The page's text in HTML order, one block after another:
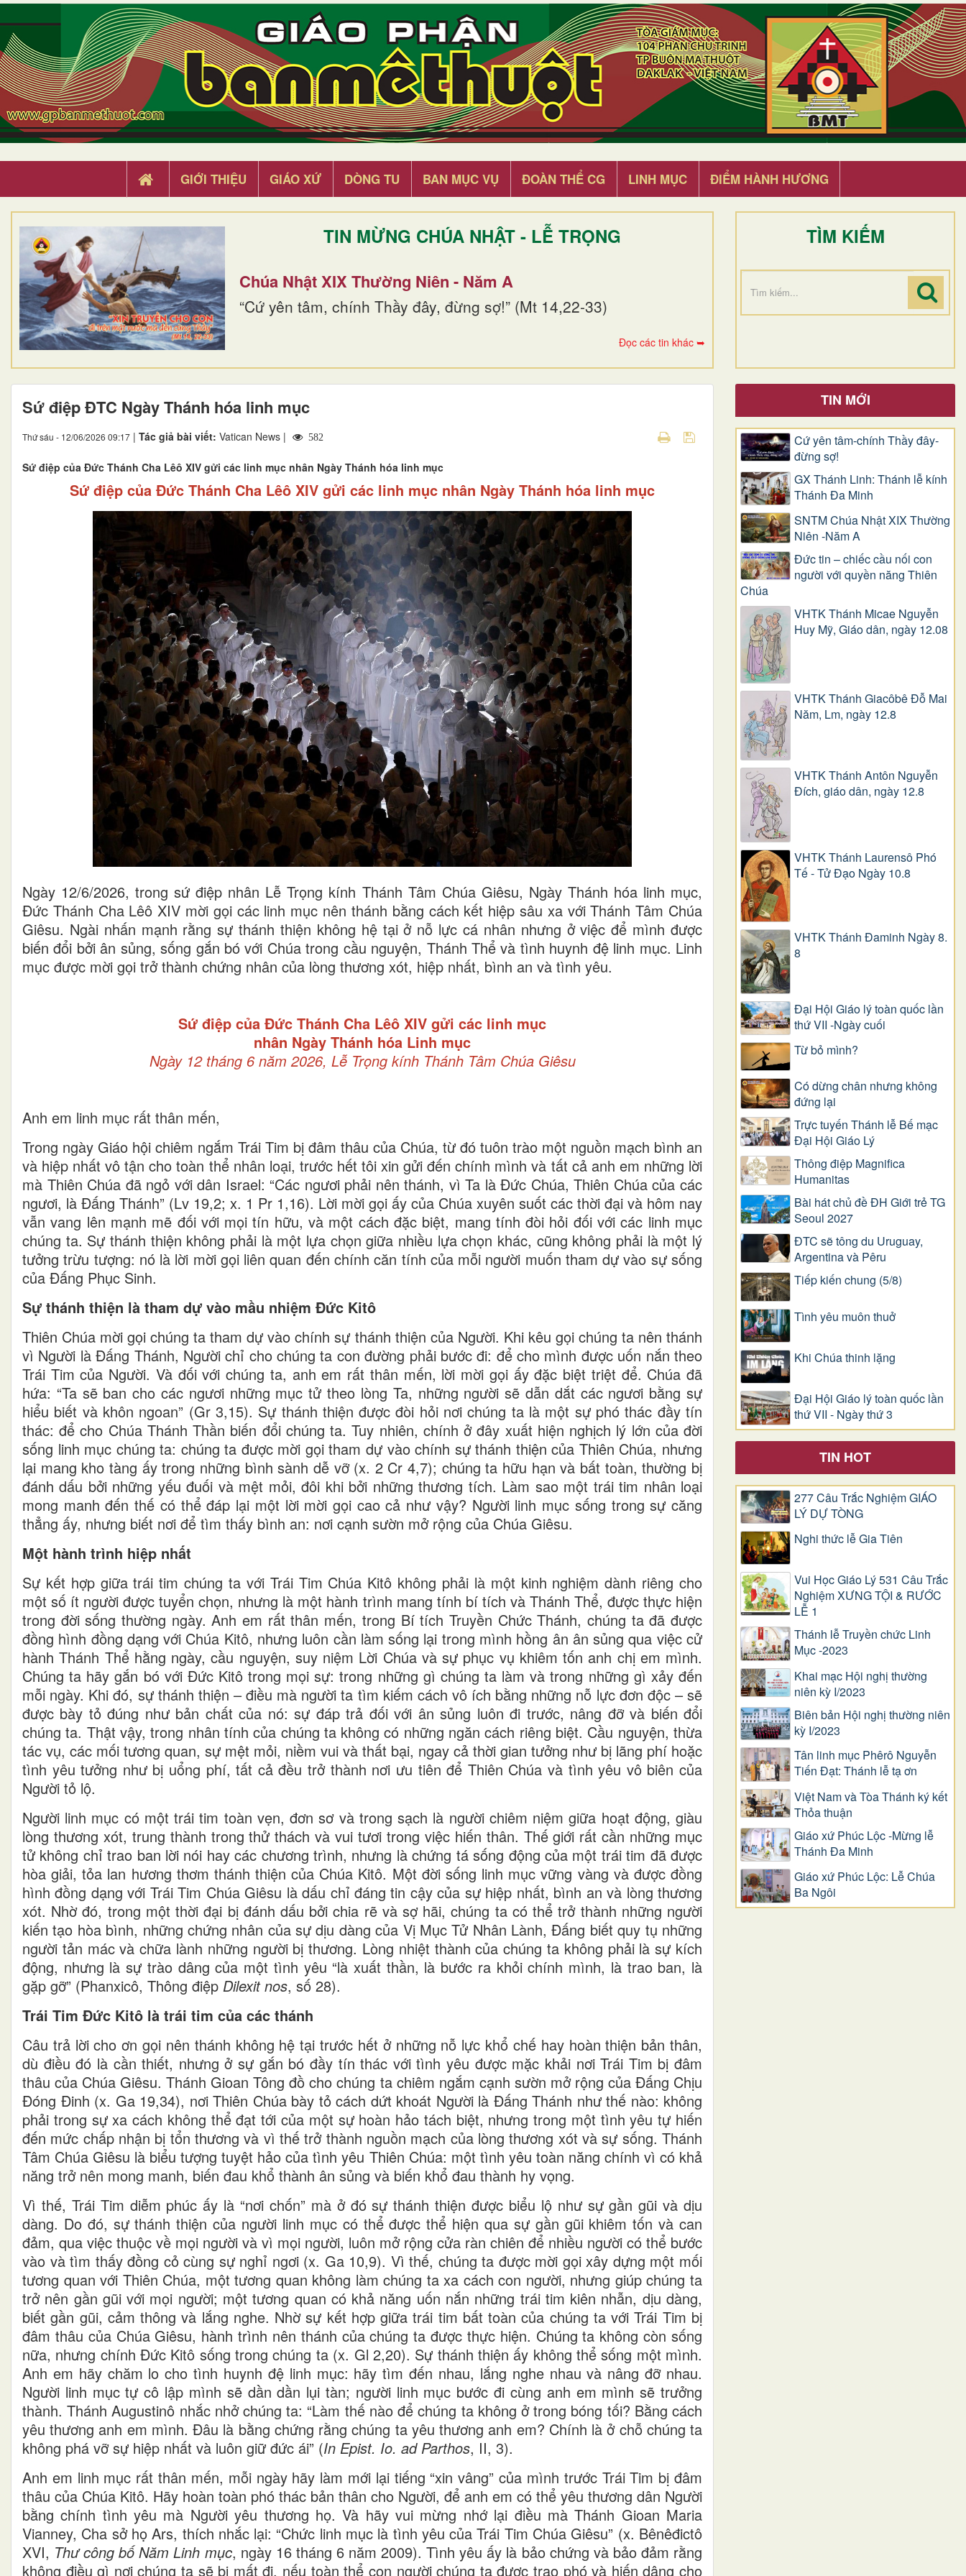
GIỚI THIỆU GIÁO XỨ DÒNG TU BAN MỤC VỤ ĐOÀN THỂ CG LINH MỤC ĐIỂM HÀNH HƯƠNG
TIN MỪNG CHÚA NHẬT - LỄ TRỌNG
Chúa Nhật XIX Thường Niên - Năm A
“Cứ yên tâm, chính Thầy đây, đừng sợ!” (Mt 14,22-33)
Đọc các tin khác ➥
TÌM KIẾM
Sứ điệp ĐTC Ngày Thánh hóa linh mục
Thứ sáu - 12/06/2026 09:17 | Tác giả bài viết: Vatican News | 582
Sứ điệp của Đức Thánh Cha Lêô XIV gửi các linh mục nhân Ngày Thánh hóa linh mục
Sứ điệp của Đức Thánh Cha Lêô XIV gửi các linh mục nhân Ngày Thánh hóa linh mục
Ngày 12/6/2026, trong sứ điệp nhân Lễ Trọng kính Thánh Tâm Chúa Giêsu, Ngày Thánh hóa linh mục,
Đức Thánh Cha Lêô XIV mời gọi các linh mục nên thánh bằng cách kết hiệp sâu xa với Thánh Tâm Chúa
Giêsu. Ngài nhấn mạnh rằng sự thánh thiện không hệ tại ở nỗ lực cá nhân nhưng ở việc để mình được
biến đổi bởi ân sủng, sống gắn bó với Chúa trong cầu nguyện, Thánh Thể và tình huynh đệ linh mục. Linh
mục được mời gọi trở thành chứng nhân của lòng thương xót, hiệp nhất, bình an và tình yêu.
Sứ điệp của Đức Thánh Cha Lêô XIV gửi các linh mục
nhân Ngày Thánh hóa Linh mục
Ngày 12 tháng 6 năm 2026, Lễ Trọng kính Thánh Tâm Chúa Giêsu
Anh em linh mục rất thân mến,
Trong ngày Giáo hội chiêm ngắm Trái Tim bị đâm thâu của Chúa, từ đó tuôn trào một nguồn mạch bình an
và hiệp nhất vô tận cho toàn thể nhân loại, trước hết tôi xin gửi đến chính mình và tất cả anh em những lời
mà Thiên Chúa đã ngỏ với dân Israel: “Các ngươi phải nên thánh, vì Ta là Đức Chúa, Thiên Chúa của các
ngươi, là Đấng Thánh” (Lv 19,2; x. 1 Pr 1,16). Lời mời gọi ấy của Chúa xuyên suốt các thời đại và hôm nay
vẫn vang lên mạnh mẽ đối với mọi tín hữu, và một cách đặc biệt, mang tính đòi hỏi đối với các linh mục
chúng ta. Sự thánh thiện không phải là một lựa chọn giữa nhiều lựa chọn khác, cũng không phải là một lý
tưởng trừu tượng: nó là lời mời gọi liên quan đến chính căn tính của mỗi người muốn tham dự vào sự sống
của Đấng Phục Sinh.
Sự thánh thiện là tham dự vào mầu nhiệm Đức Kitô
Thiên Chúa mời gọi chúng ta tham dự vào chính sự thánh thiện của Người. Khi kêu gọi chúng ta nên thánh
vì Người là Đấng Thánh, Người chỉ cho chúng ta con đường phải bước đi: để cho mình được uốn nắn theo
Trái Tim của Người. Và đối với chúng ta, anh em rất thân mến, lời mời gọi ấy đặc biệt triệt để. Chúa đã
hứa: “Ta sẽ ban cho các ngươi những mục tử theo lòng Ta, những người sẽ dẫn dắt các ngươi bằng sự
hiểu biết và khôn ngoan” (Gr 3,15). Sự thánh thiện được đòi hỏi nơi chúng ta là một sự phó thác đầy tín
thác: để cho Chúa Thánh Thần biến đổi chúng ta. Tuy nhiên, chính ở đây xuất hiện nghịch lý lớn của đời
sống linh mục chúng ta: chúng ta được mời gọi tham dự vào chính sự thánh thiện của Thiên Chúa, nhưng
lại mang kho tàng ấy trong những bình sành dễ vỡ (x. 2 Cr 4,7); chúng ta hữu hạn và bất toàn, thường bị
đánh dấu bởi những yếu đuối và mệt mỏi, đôi khi bởi những thương tích. Làm sao một trái tim nhân loại
mong manh đến thế có thể đáp lại một lời mời gọi cao cả như vậy? Người linh mục sống trong sự căng
thẳng ấy, nhưng biết nơi để tìm thấy bình an: nơi cạnh sườn mở rộng của Chúa Giêsu.
Một hành trình hiệp nhất
Sự kết hợp giữa trái tim chúng ta với Trái Tim Chúa Kitô không phải là một kinh nghiệm dành riêng cho
một số ít người được tuyển chọn, nhưng là một hành trình mang tính bí tích và Thánh Thể, được thực hiện
trong đời sống thường ngày. Anh em rất thân mến, trong Bí tích Truyền Chức Thánh, chúng ta đã được
đồng hình đồng dạng với Chúa Kitô, nhưng luôn cần làm sống lại trong mình hồng ân ân sủng qua việc cử
hành Thánh Thể hằng ngày, cầu nguyện, suy niệm Lời Chúa và sự phục vụ khiêm tốn anh chị em mình.
Chúng ta hãy gắn bó với Đức Kitô trong mọi sự: trong những gì chúng ta làm và trong những gì xảy đến
mỗi ngày. Khi đó, sự thánh thiện – điều mà người ta tìm kiếm cách vô ích bằng những nỗ lực đơn độc – sẽ
được bày tỏ đúng như bản chất của nó: sự đáp trả đối với ân sủng luôn đi trước, nâng đỡ và biến đổi
chúng ta. Thật vậy, trong nhân tính của chúng ta không có những ngăn cách riêng biệt. Cầu nguyện, thừa
tác vụ, các mối tương quan, sự mệt mỏi, niềm vui và thất bại, ngay cả thời gian tưởng như bị lãng phí hoặc
tình yêu tưởng như bị uổng phí, tất cả đều trở thành nơi ưu tiên để Thiên Chúa và tình yêu vô biên của
Người tỏ lộ.
Người linh mục có một trái tim toàn vẹn, đơn sơ và trong sạch là người chiêm niệm giữa hoạt động, giàu
lòng thương xót, trung thành trong thử thách và vui tươi trong việc hiến thân. Thế giới rất cần những mục
tử không chỉ trao ban lời nói hay các chương trình, nhưng là chứng tá sống động của một trái tim đã được
hòa giải, tỏa lan hương thơm thánh thiện của Chúa Kitô. Một đời sống linh mục vững vàng và được đồng
hình đồng dạng với Trái Tim Chúa Giêsu là dấu chỉ đáng tin cậy của sự hiệp nhất, bình an và lòng thương
xót. Nhờ đó, trong một thời đại bị đánh dấu bởi chia rẽ và sợ hãi, chúng ta có thể trở thành những người
kiến tạo hòa bình, những chứng nhân của sự dịu dàng của Vị Mục Tử Nhân Lành, Đấng biết quy tụ những
người tản mác và chữa lành những người bị thương. Lòng nhiệt thành của chúng ta không phải là sự kích
động, nhưng là sự trào dâng của một tình yêu “là xuất thần, là bước ra khỏi chính mình, là trao ban, là
gặp gỡ” (Phanxicô, Thông điệp Dilexit nos, số 28).
Trái Tim Đức Kitô là trái tim của các thánh
Câu trả lời cho ơn gọi nên thánh không hệ tại trước hết ở những nỗ lực khổ chế hay hoàn thiện bản thân,
dù điều đó là cần thiết, nhưng ở sự gắn bó đầy tín thác với tình yêu được mặc khải nơi Trái Tim bị đâm
thâu của Chúa Giêsu. Thánh Gioan Tông đồ cho chúng ta chiêm ngắm cạnh sườn mở rộng của Đấng Chịu
Đóng Đinh (x. Ga 19,34), nơi Thiên Chúa bày tỏ cách dứt khoát Người là Đấng Thánh như thế nào: không
phải trong sự xa cách không thể đạt tới của một sự hoàn hảo tách biệt, nhưng trong một tình yêu tự hiến
đến mức chấp nhận bị tổn thương và vì thế trở thành nguồn mạch của lòng thương xót và sự sống. Thánh
Tâm Chúa Giêsu là biểu tượng tuyệt hảo của tình yêu Thiên Chúa: một tình yêu toàn năng chính vì có khả
năng trở nên mong manh, biến đau khổ thành ân sủng và biến khổ đau thành hy vọng.
Vì thế, Trái Tim diễm phúc ấy là “nơi chốn” mà ở đó sự thánh thiện được biểu lộ như sự gần gũi và dịu
dàng. Do đó, sự thánh thiện của người linh mục có thể được thể hiện qua sự gần gũi khiêm tốn và can
đảm, qua việc thuộc về mọi người và vì mọi người, luôn mở rộng cửa ràn chiên để nhiều người có thể bước
vào và tìm thấy đồng cỏ cùng sự nghỉ ngơi (x. Ga 10,9). Vì thế, chúng ta được mời gọi xây dựng một mối
tương quan với Thiên Chúa, một tương quan không làm chúng ta xa cách con người, nhưng giúp chúng ta
trở nên gần gũi với mọi người; một tương quan có khả năng uốn nắn những trái tim kiên nhẫn, dịu dàng,
biết gần gũi, cảm thông và lắng nghe. Nhờ sự kết hợp giữa trái tim bất toàn của chúng ta với Trái Tim bị
đâm thâu của Chúa Giêsu, hành trình nên thánh của chúng ta được thực hiện. Chúng ta không còn sống
nữa, nhưng chính Đức Kitô sống trong chúng ta (x. Gl 2,20). Sự thánh thiện ấy không thể sống một mình.
Anh em hãy chăm lo cho tình huynh đệ linh mục: hãy tìm đến nhau, lắng nghe nhau và nâng đỡ nhau.
Người linh mục tự cô lập mình sẽ dần dần lụi tàn; người linh mục bước đi cùng anh em mình sẽ trưởng
thành. Thánh Augustinô nhắc nhở chúng ta: “Làm thế nào để chúng ta không ở trong bóng tối? Bằng cách
yêu thương anh em mình. Đâu là bằng chứng rằng chúng ta yêu thương anh em? Chính là ở chỗ chúng ta
không phá vỡ sự hiệp nhất và luôn giữ đức ái” (In Epist. Io. ad Parthos, II, 3).
Anh em linh mục rất thân mến, mỗi ngày hãy làm mới lại tiếng “xin vâng” của mình trước Trái Tim bị đâm
thâu của Chúa Kitô. Hãy hoàn toàn phó thác bản thân cho Người, để anh em có thể yêu thương dân Người
bằng chính tình yêu mà Người yêu thương họ. Và hãy vui mừng nhớ lại điều mà Thánh Gioan Maria
Vianney, Cha sở họ Ars, thích nhắc lại: “Chức linh mục là tình yêu của Trái Tim Chúa Giêsu” (x. Bênêđictô
XVI, Thư công bố Năm Linh mục, ngày 16 tháng 6 năm 2009). Tình yêu ấy là bảo chứng và bảo đảm rằng
không điều gì nơi chúng ta sẽ bị mất đi, nếu toàn thể con người chúng ta được trao phó và hiến dâng cho
TIN MỚI
Cứ yên tâm-chính Thầy đây-
đừng sợ!
GX Thánh Linh: Thánh lễ kính
Thánh Đa Minh
SNTM Chúa Nhật XIX Thường
Niên -Năm A
Đức tin – chiếc cầu nối con
người với quyền năng Thiên
Chúa
VHTK Thánh Micae Nguyễn
Huy Mỹ, Giáo dân, ngày 12.08
VHTK Thánh Giacôbê Ðỗ Mai
Năm, Lm, ngày 12.8
VHTK Thánh Antôn Nguyễn
Ðích, giáo dân, ngày 12.8
VHTK Thánh Laurensô Phó
Tế - Tử Đạo Ngày 10.8
VHTK Thánh Đaminh Ngày 8.
8
Đại Hội Giáo lý toàn quốc lần
thứ VII -Ngày cuối
Từ bỏ mình?
Có dừng chân nhưng không
đứng lại
Trực tuyến Thánh lễ Bế mạc
Đại Hội Giáo Lý
Thông điệp Magnifica
Humanitas
Bài hát chủ đề ĐH Giới trẻ TG
Seoul 2027
ĐTC sẽ tông du Uruguay,
Argentina và Pêru
Tiếp kiến chung (5/8)
Tình yêu muôn thuở
Khi Chúa thinh lặng
Đại Hội Giáo lý toàn quốc lần
thứ VII - Ngày thứ 3
TIN HOT
277 Câu Trắc Nghiệm GIÁO
LÝ DỰ TÒNG
Nghi thức lễ Gia Tiên
Vui Học Giáo Lý 531 Câu Trắc
Nghiệm XƯNG TỘI & RƯỚC
LỄ 1
Thánh lễ Truyền chức Linh
Mục -2023
Khai mạc Hội nghị thường
niên kỳ I/2023
Biên bản Hội nghị thường niên
kỳ I/2023
Tân linh mục Phêrô Nguyễn
Tiến Đạt: Thánh lễ tạ ơn
Việt Nam và Tòa Thánh ký kết
Thỏa thuận
Giáo xứ Phúc Lộc -Mừng lễ
Thánh Đa Minh
Giáo xứ Phúc Lộc: Lễ Chúa
Ba Ngôi